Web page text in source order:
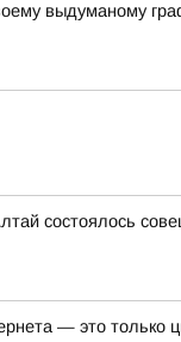
выдуманому
состоялось
— это только